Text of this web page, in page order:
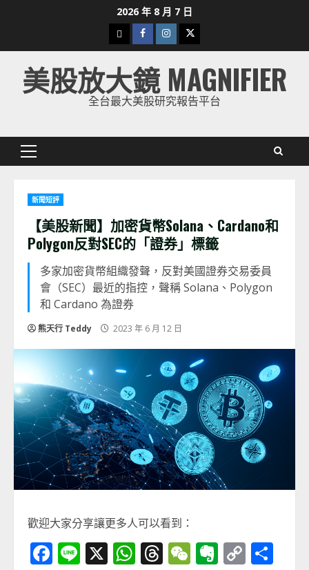
2026 年 8 月 7 日
下
載
美
股
Facebook
Instagram
Twitter
美股放大鏡 MAGNIFIER
全台最大美股研究報告平台
Primary
新聞短評
【美股新聞】加密貨幣Solana、Cardano和
Polygon反對SEC的「證券」標籤
多家加密貨幣組織發聲，反對美國證券交易委員
會（SEC）最近的指控，聲稱 Solana、Polygon
和 Cardano 為證券
熊天行 Teddy 2023 年 6 月 12 日
歡迎大家分享讓更多人可以看到：
Facebook
Line
X WhatsApp
Threads
WeChat
Evernote
Copy